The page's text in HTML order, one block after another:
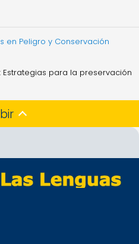
en Peligro y Conservación
para la preservación